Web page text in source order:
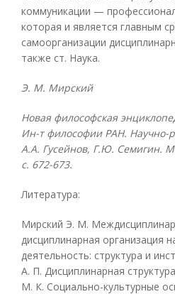
коммуникации —
которая и является главным
самоорганизации
также ст. Наука.
Э. М. Мирский
Новая философская
Ин-т философии РАН. Научно-
А.А. Гусейнов, Г.Ю. Семигин.
с. 672-673.
Литература:
Мирский Э. М.
дисциплинарная организация
деятельность: структура и
А. П. Дисциплинарная
М. К. Социально-культурные